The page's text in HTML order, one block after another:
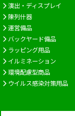
演出・ディスプレイ
陳列什器
運営備品
バックヤード備品
ラッピング用品
イルミネーション
環境配慮型商品
ウイルス感染対策用品